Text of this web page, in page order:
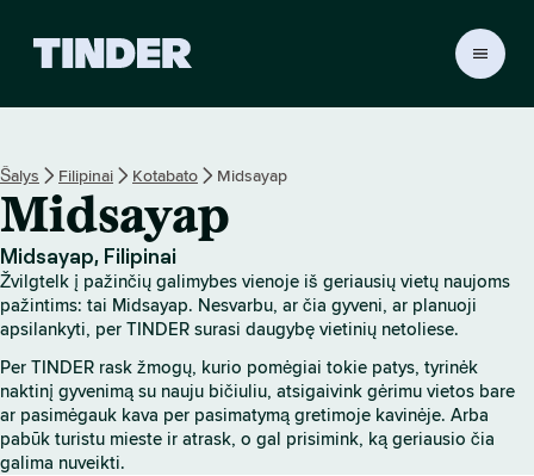
R
p
a
r
i
n
n
i
s
Šalys Filipinai Kotabato Midsayap
Midsayap
Midsayap, Filipinai
Žvilgtelk į pažinčių galimybes vienoje iš geriausių vietų naujoms
pažintims: tai Midsayap. Nesvarbu, ar čia gyveni, ar planuoji
apsilankyti, per TINDER surasi daugybę vietinių netoliese.
Per TINDER rask žmogų, kurio pomėgiai tokie patys, tyrinėk
naktinį gyvenimą su nauju bičiuliu, atsigaivink gėrimu vietos bare
ar pasimėgauk kava per pasimatymą gretimoje kavinėje. Arba
pabūk turistu mieste ir atrask, o gal prisimink, ką geriausio čia
galima nuveikti.